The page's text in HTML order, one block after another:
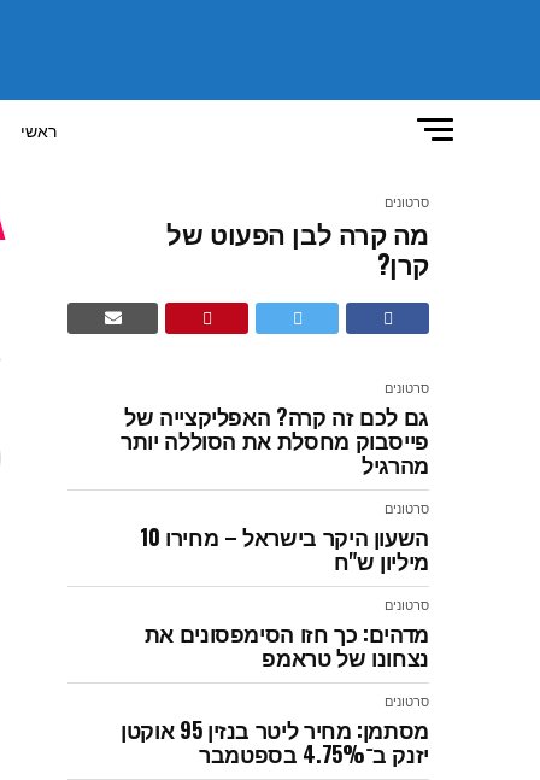
ראשי
סרטונים
מה קרה לבן הפעוט של
קרן?
סרטונים
גם לכם זה קרה? האפליקצייה של
פייסבוק מחסלת את הסוללה יותר
מהרגיל
סרטונים
השעון היקר בישראל – מחירו 10
מיליון ש"ח
סרטונים
מדהים: כך חזו הסימפסונים את
נצחונו של טראמפ
סרטונים
מסתמן: מחיר ליטר בנזין 95 אוקטן
יזנק ב־4.75% בספטמבר